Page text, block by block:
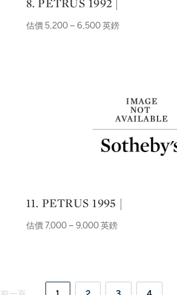
估價 5,200 – 6,500 英鎊
11. PETRUS 1995 |
估價 7,000 – 9,000 英鎊